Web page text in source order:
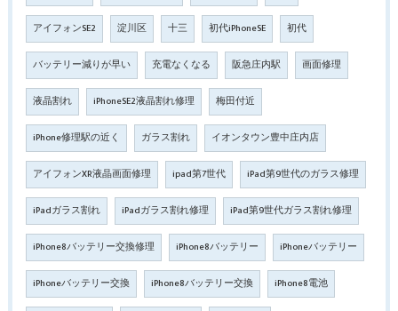
アイフォンSE2 淀川区 十三 初代iPhoneSE 初代
バッテリー減りが早い 充電なくなる 阪急庄内駅 画面修理
液晶割れ iPhoneSE2液晶割れ修理 梅田付近
iPhone修理駅の近く ガラス割れ イオンタウン豊中庄内店
アイフォンXR液晶画面修理 ipad第7世代 iPad第9世代のガラス修理
iPadガラス割れ iPadガラス割れ修理 iPad第9世代ガラス割れ修理
iPhone8バッテリー交換修理 iPhone8バッテリー iPhoneバッテリー
iPhoneバッテリー交換 iPhone8バッテリー交換 iPhone8電池